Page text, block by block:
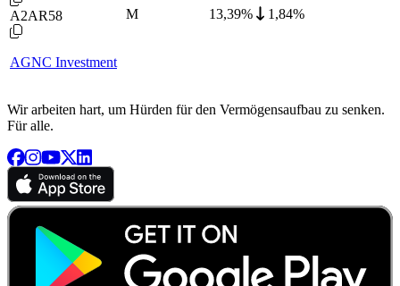
A2AR58
AGNC Investment
M 13,39% 1,84%
Wir arbeiten hart, um Hürden für den Vermögensaufbau zu senken.
Für alle.